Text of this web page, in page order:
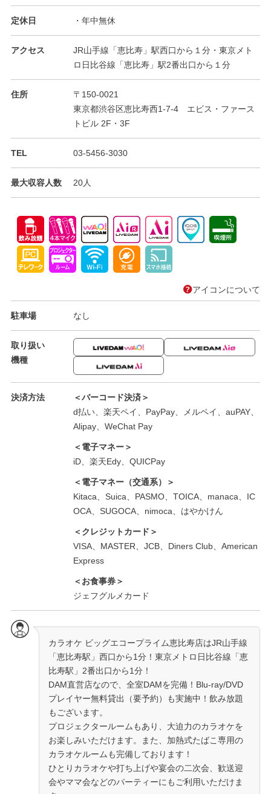
カラオケ ビッグエコープライム恵比寿店はJR山手線
「恵比寿駅」西口から1分！東京メトロ日比谷線「恵
比寿駅」2番出口から1分！
DAM直営店なので、全室DAMを完備！Blu-ray/DVD
プレイヤー無料貸出（要予約）も実施中！飲み放題
もございます。
プロジェクタールームもあり、大迫力のカラオケを
お楽しみいただけます。また、加熱式たばこ専用の
カラオケルームも完備しております！
ひとりカラオケや打ち上げや宴会の二次会、歓送迎
会やママ会などのパーティーにもご利用いただけま
定休日 ・年中無休
アクセス
JR山手線「恵比寿」駅西口から１分・東京メト
ロ日比谷線「恵比寿」駅2番出口から１分
住所
〒150-0021
東京都渋谷区恵比寿西1-7-4 エビス・ファース
トビル 2F・3F
TEL 03-5456-3030
最大収容人数 20人
アイコンについて
駐車場 なし
取り扱い
機種
決済方法
＜バーコード決済＞
d払い、楽天ペイ、PayPay、メルペイ、auPAY、
Alipay、WeChat Pay
＜電子マネー＞
iD、楽天Edy、QUICPay
＜電子マネー（交通系）＞
Kitaca、Suica、PASMO、TOICA、manaca、IC
OCA、SUGOCA、nimoca、はやかけん
＜クレジットカード＞
VISA、MASTER、JCB、Diners Club、American
Express
＜お食事券＞
ジェフグルメカード